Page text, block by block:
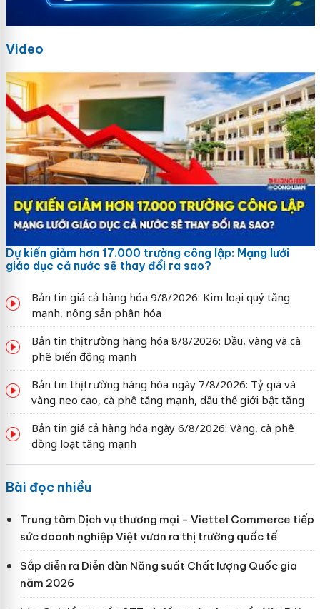
Video
Dự kiến giảm hơn 17.000 trường công lập: Mạng lưới
giáo dục cả nước sẽ thay đổi ra sao?
Bản tin giá cả hàng hóa 9/8/2026: Kim loại quý tăng
mạnh, nông sản phân hóa
Bản tin thị trường hàng hóa 8/8/2026: Dầu, vàng và cà
phê biến động mạnh
Bản tin thị trường hàng hóa ngày 7/8/2026: Tỷ giá và
vàng neo cao, cà phê tăng mạnh, dầu thế giới bật tăng
Bản tin giá cả hàng hóa ngày 6/8/2026: Vàng, cà phê
đồng loạt tăng mạnh
Bài đọc nhiều
Trung tâm Dịch vụ thương mại - Viettel Commerce tiếp
sức doanh nghiệp Việt vươn ra thị trường quốc tế
Sắp diễn ra Diễn đàn Năng suất Chất lượng Quốc gia
năm 2026